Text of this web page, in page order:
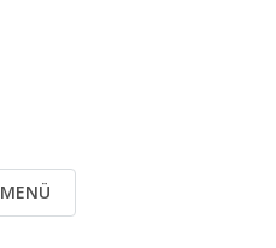
MENÜ